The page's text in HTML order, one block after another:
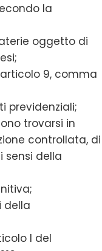
la
oggetto di
9, comma
previdenziali;
trovarsi in
controllata, di
sensi della
della
l del